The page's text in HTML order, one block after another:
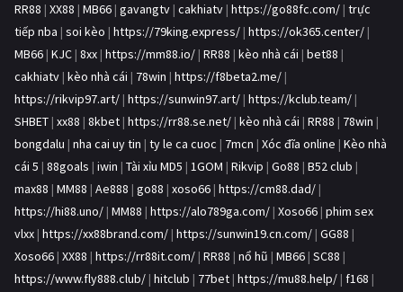
RR88 | XX88 | MB66 | gavangtv | cakhiatv | https://go88fc.com/ | trực
tiếp nba | soi kèo | https://79king.express/ | https://ok365.center/ |
MB66 | KJC | 8xx | https://mm88.io/ | RR88 | kèo nhà cái | bet88 |
cakhiatv | kèo nhà cái | 78win | https://f8beta2.me/ |
https://rikvip97.art/ | https://sunwin97.art/ | https://kclub.team/ |
SHBET | xx88 | 8kbet | https://rr88.se.net/ | kèo nhà cái | RR88 | 78win |
bongdalu | nha cai uy tin | ty le ca cuoc | 7mcn | Xóc đĩa online | Kèo nhà
cái 5 | 88goals | iwin | Tài xỉu MD5 | 1GOM | Rikvip | Go88 | B52 club |
max88 | MM88 | Ae888 | go88 | xoso66 | https://cm88.dad/ |
https://hi88.uno/ | MM88 | https://alo789ga.com/ | Xoso66 | phim sex
vlxx | https://xx88brand.com/ | https://sunwin19.cn.com/ | GG88 |
Xoso66 | XX88 | https://rr88it.com/ | RR88 | nổ hũ | MB66 | SC88 |
https://www.fly888.club/ | hitclub | 77bet | https://mu88.help/ | f168 |